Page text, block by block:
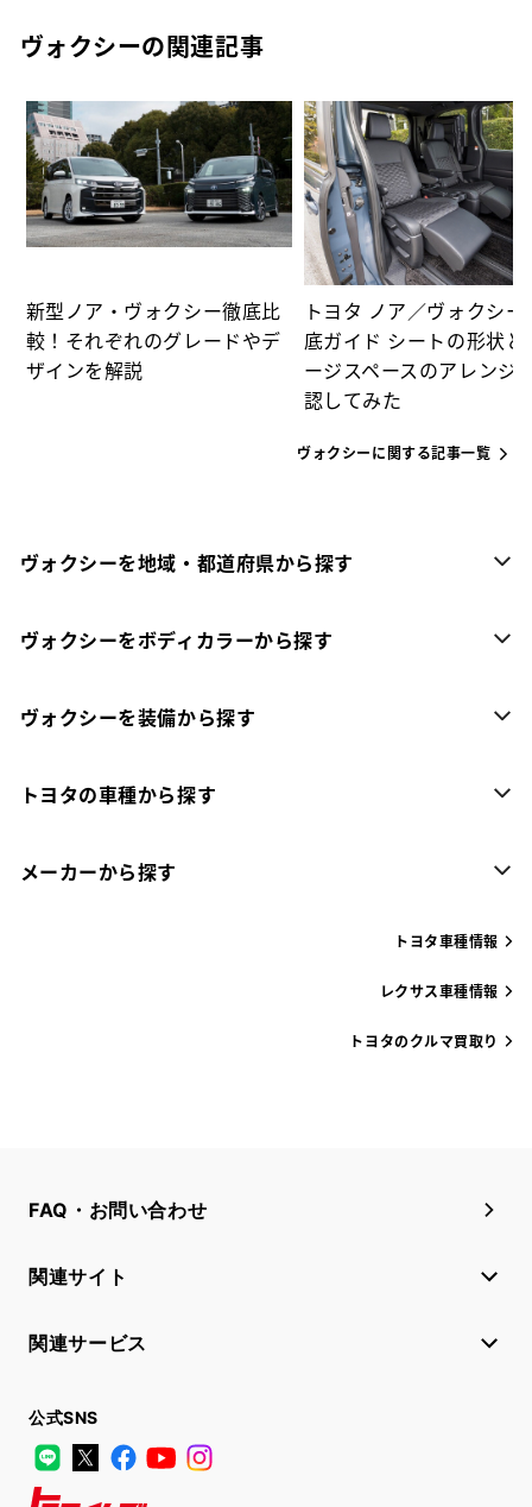
ヴォクシーの関連記事
新型ノア・ヴォクシー徹底比
較！それぞれのグレードやデ
ザインを解説
トヨタ ノア／ヴォクシー
底ガイド シートの形状と
ージスペースのアレンジ
認してみた
ヴォクシーに関する記事一覧
ヴォクシーを地域・都道府県から探す
ヴォクシーをボディカラーから探す
ヴォクシーを装備から探す
トヨタの車種から探す
メーカーから探す
トヨタ車種情報
レクサス車種情報
トヨタのクルマ買取り
FAQ・お問い合わせ
関連サイト
関連サービス
公式SNS
LINE
X FacebookYouTube